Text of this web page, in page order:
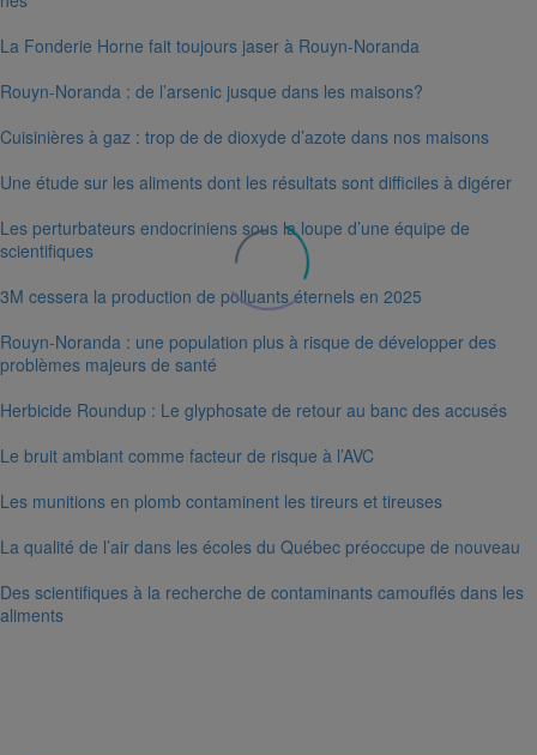
La Fonderie Horne fait toujours jaser à Rouyn-Noranda
Rouyn-Noranda : de l’arsenic jusque dans les maisons?
Cuisinières à gaz : trop de de dioxyde d’azote dans nos maisons
Une étude sur les aliments dont les résultats sont difficiles à digérer
Les perturbateurs endocriniens sous la loupe d’une équipe de
scientifiques
3M cessera la production de polluants éternels en 2025
Rouyn-Noranda : une population plus à risque de développer des
problèmes majeurs de santé
Herbicide Roundup : Le glyphosate de retour au banc des accusés
Le bruit ambiant comme facteur de risque à l’AVC
Les munitions en plomb contaminent les tireurs et tireuses
La qualité de l’air dans les écoles du Québec préoccupe de nouveau
Des scientifiques à la recherche de contaminants camouflés dans les
aliments